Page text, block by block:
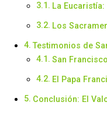
La
Los
Testimonios de
San
El Papa
Conclusión: El